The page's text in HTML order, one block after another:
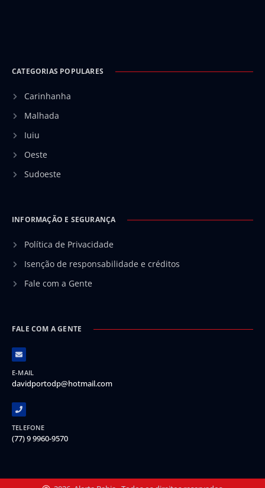
CATEGORIAS POPULARES
Carinhanha
Malhada
Iuiu
Oeste
Sudoeste
INFORMAÇÃO E SEGURANÇA
Política de Privacidade
Isenção de responsabilidade e créditos
Fale com a Gente
FALE COM A GENTE
E-MAIL
davidportodp@hotmail.com
TELEFONE
(77) 9 9960-9570